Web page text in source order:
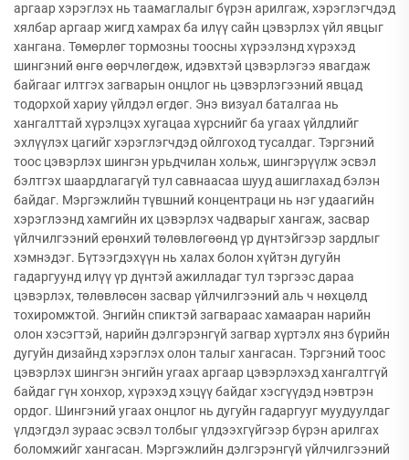
аргаар хэрэглэх нь таамаглалыг бүрэн арилгаж, хэрэглэгчдэд
хялбар аргаар жигд хамрах ба илүү сайн цэвэрлэх үйл явцыг
хангана. Төмөрлөг тормозны тоосны хүрээлэнд хүрэхэд
шингэний өнгө өөрчлөгдөж, идэвхтэй цэвэрлэгээ явагдаж
байгааг илтгэх загварын онцлог нь цэвэрлэгээний явцад
тодорхой хариу үйлдэл өгдөг. Энэ визуал баталгаа нь
хангалттай хүрэлцэх хугацаа хүрснийг ба угаах үйлдлийг
эхлүүлэх цагийг хэрэглэгчдэд ойлгоход тусалдаг. Тэргэний
тоос цэвэрлэх шингэн урьдчилан хольж, шингэрүүлж эсвэл
бэлтгэх шаардлагагүй тул савнаасаа шууд ашиглахад бэлэн
байдаг. Мэргэжлийн түвшний концентраци нь нэг удаагийн
хэрэглээнд хамгийн их цэвэрлэх чадварыг хангаж, засвар
үйлчилгээний ерөнхий төлөвлөгөөнд үр дүнтэйгээр зардлыг
хэмнэдэг. Бүтээгдэхүүн нь халах болон хүйтэн дугуйн
гадаргуунд илүү үр дүнтэй ажилладаг тул тэргээс дараа
цэвэрлэх, төлөвлөсөн засвар үйлчилгээний аль ч нөхцөлд
тохиромжтой. Энгийн спиктэй загвараас хамааран нарийн
олон хэсэгтэй, нарийн дэлгэрэнгүй загвар хүртэлх янз бүрийн
дугуйн дизайнд хэрэглэх олон талыг хангасан. Тэргэний тоос
цэвэрлэх шингэн энгийн угаах аргаар цэвэрлэхэд хангалтгүй
байдаг гүн хонхор, хүрэхэд хэцүү байдаг хэсгүүдэд нэвтрэн
ордог. Шингэний угаах онцлог нь дугуйн гадаргууг муудуулдаг
үлдэгдэл зураас эсвэл толбыг үлдээхгүйгээр бүрэн арилгах
боломжийг хангасан. Мэргэжлийн дэлгэрэнгүй үйлчилгээний